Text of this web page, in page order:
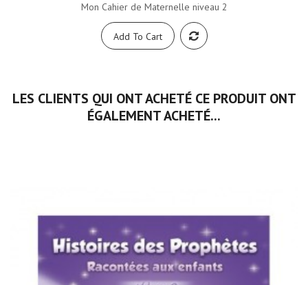
Mon Cahier de Maternelle niveau 2
Add To Cart
LES CLIENTS QUI ONT ACHETÉ CE PRODUIT ONT
ÉGALEMENT ACHETÉ...